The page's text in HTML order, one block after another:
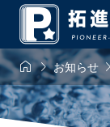
お知らせ